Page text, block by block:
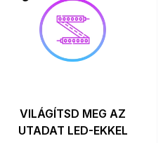
VILÁGÍTSD MEG AZ
UTADAT LED-EKKEL